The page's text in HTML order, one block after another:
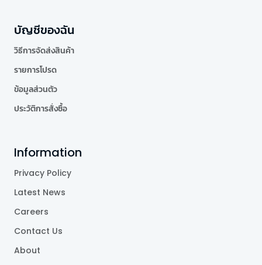
บัญชีของฉัน
วิธีการจัดส่งสินค้า
รายการโปรด
ข้อมูลส่วนตัว
ประวัติการสั่งซื้อ
Information
Privacy Policy
Latest News
Careers
Contact Us
About